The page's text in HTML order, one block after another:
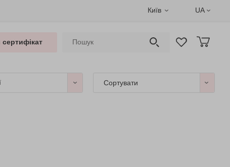
Київ UA
Сортувати